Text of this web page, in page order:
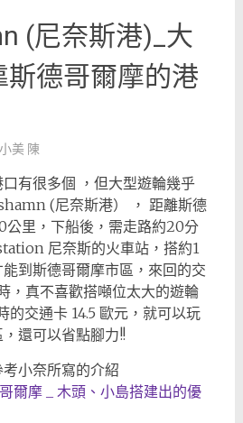
(尼奈斯港)_大
斯德哥爾摩的港
小美 陳
有很多個 ，但大型遊輪幾乎
(尼奈斯港） ， 距離斯德
公里，下船後，需走路約20分
尼奈斯的火車站，搭約1
到斯德哥爾摩市區，來回的交
，真不喜歡搭噸位太大的遊輪
的交通卡 14.5 歐元，就可以玩
還可以省點腳力!!
小奈所寫的介紹
爾摩 _ 木頭、小島搭建出的優